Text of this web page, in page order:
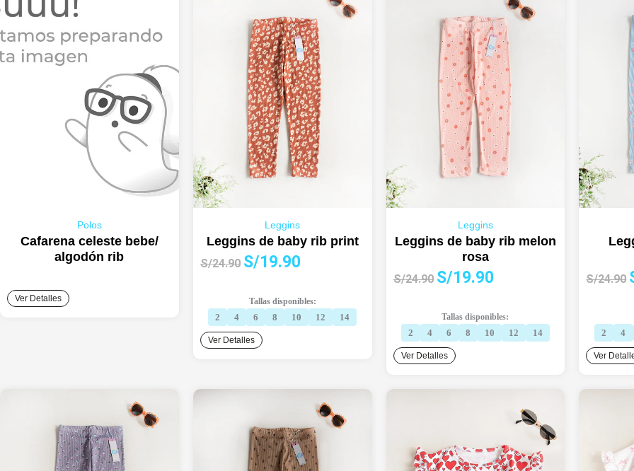
Polos
Cafarena celeste bebe/
algodón rib
Ver Detalles
Leggins
Leggins de baby rib print
S/24.90 El
era:
S/24.90.
S/19.90El
es:
S/19.90.
Tallas disponibles:
2 4 6 8 10 12 14
Ver Detalles
Leggins
Leggins de baby rib melon
rosa
S/24.90 El
era:
S/24.90.
S/19.90El
es:
S/19.90.
Tallas disponibles:
2 4 6 8 10 12 14
Ver Detalles
S/24.90
2 4
Ver